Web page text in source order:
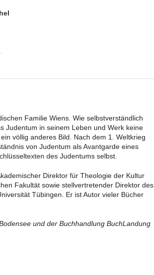
Familie Wiens. Wie selbstverständlich
Judentum in seinem Leben und Werk keine
völlig anderes Bild. Nach dem 1. Weltkrieg
von Judentum als Avantgarde eines
des Judentums selbst.
Direktor für Theologie der Kultur
Fakultät sowie stellvertretender Direktor des
Tübingen. Er ist Autor vieler Bücher
und der Buchhandlung BuchLandung